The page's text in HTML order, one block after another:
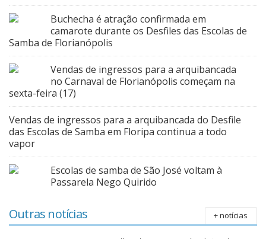
Buchecha é atração confirmada em
camarote durante os Desfiles das Escolas de
Samba de Florianópolis
Vendas de ingressos para a arquibancada
no Carnaval de Florianópolis começam na
sexta-feira (17)
Vendas de ingressos para a arquibancada do Desfile
das Escolas de Samba em Floripa continua a todo
vapor
Escolas de samba de São José voltam à
Passarela Nego Quirido
Outras notícias + notícias